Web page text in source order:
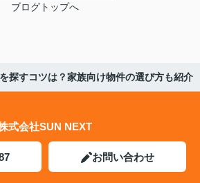
ブログトップへ
探すコツは？家族向け物件の選び方も紹介
式会社SUN NEXT
お問い合わせ